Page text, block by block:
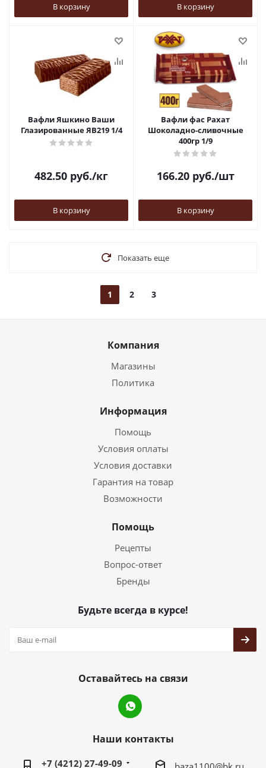
В корзину В корзину
Вафли Яшкино Ваши
Глазированные ЯВ219 1/4
482.50 руб./кг
В корзину
Вафли фас Рахат
Шоколадно-сливочные
400гр 1/9
166.20руб./шт
В корзину
Показать еще
1 2 3
Компания
Магазины
Политика
Информация
Помощь
Условия оплаты
Условия доставки
Гарантия на товар
Возможности
Помощь
Рецепты
Вопрос-ответ
Бренды
Будьте всегда в курсе!
Оставайтесь на связи
Наши контакты
+7 (4212) 27-49-09